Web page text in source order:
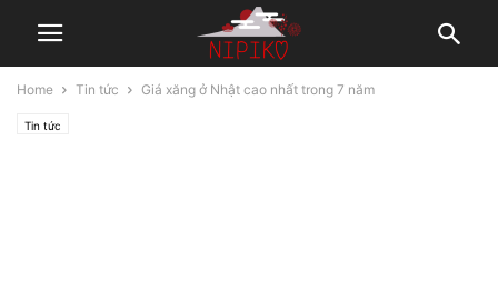
Home Tin tức Giá xăng ở Nhật cao nhất trong 7 năm
Tin tức